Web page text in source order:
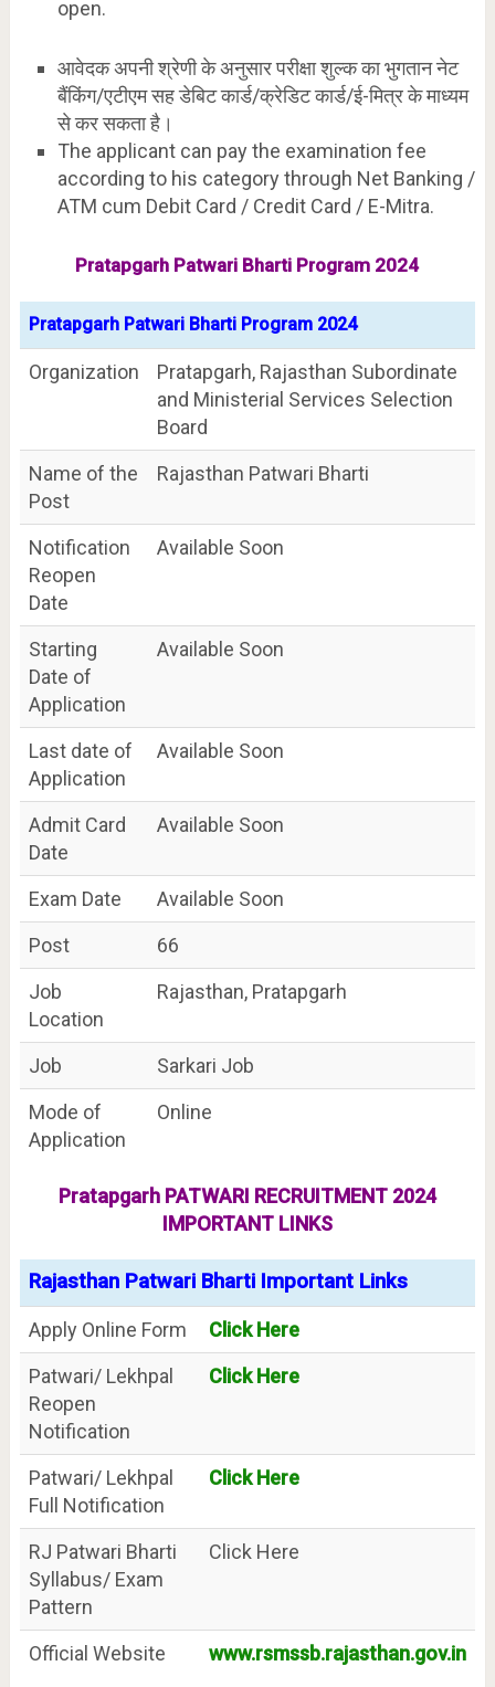
open.
आवेदक अपनी श्रेणी के अनुसार परीक्षा शुल्क का भुगतान नेट
बैंकिंग/एटीएम सह डेबिट कार्ड/क्रेडिट कार्ड/ई-मित्र के माध्यम
से कर सकता है।
The applicant can pay the examination fee
according to his category through Net Banking /
ATM cum Debit Card / Credit Card / E-Mitra.
Pratapgarh Patwari Bharti Program 2024
Pratapgarh Patwari Bharti Program 2024
Organization
Pratapgarh, Rajasthan Subordinate
and Ministerial Services Selection
Board
Name of the
Post
Rajasthan Patwari Bharti
Notification
Reopen
Date
Available Soon
Starting
Date of
Application
Available Soon
Last date of
Application
Available Soon
Admit Card
Date
Available Soon
Exam Date
Available Soon
Post
66
Job
Location
Rajasthan, Pratapgarh
Job
Sarkari Job
Mode of
Application
Online
Pratapgarh PATWARI RECRUITMENT 2024
IMPORTANT LINKS
Rajasthan Patwari Bharti Important Links
Apply Online Form
Click Here
Patwari/ Lekhpal
Reopen
Notification
Click Here
Patwari/ Lekhpal
Full Notification
Click Here
RJ Patwari Bharti
Syllabus/ Exam
Pattern
Click Here
Official Website www.rsmssb.rajasthan.gov.in